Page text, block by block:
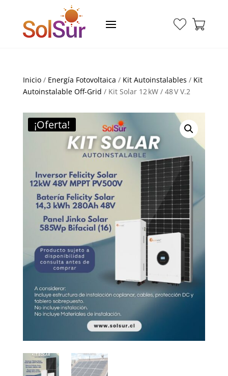
Inicio/ Energía Fotovoltaica / Kit Autoinstalables / Kit
Autoinstalable Off-Grid / Kit Solar 12 kW / 48 V V.2
¡Oferta!